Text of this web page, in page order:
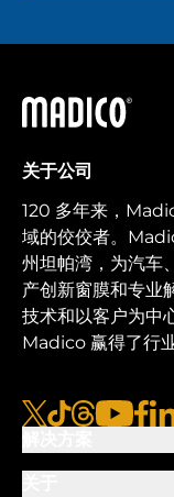
马迪科
关于公司
120 多年来，
域的佼佼者。
州坦帕湾，为汽车
产创新窗膜和专业
技术和以客户为中
Madico 赢得了行